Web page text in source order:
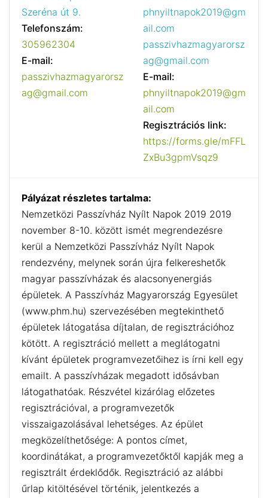
Szeréna út 9.
Telefonszám:
305962304
E-mail:
passzivhazmagyarorsz
ag@gmail.com
phnyiltnapok2019@gm
ail.com
passzivhazmagyarorsz
ag@gmail.com
E-mail:
phnyiltnapok2019@gm
ail.com
Regisztrációs link:
https://forms.gle/mFFL
ZxBu3gpmVsqz9
Pályázat részletes tartalma:
Nemzetközi Passzívház Nyílt Napok 2019 2019
november 8-10. között ismét megrendezésre
kerül a Nemzetközi Passzívház Nyílt Napok
rendezvény, melynek során újra felkereshetők
magyar passzívházak és alacsonyenergiás
épületek. A Passzívház Magyarország Egyesület
(www.phm.hu) szervezésében megtekinthető
épületek látogatása díjtalan, de regisztrációhoz
kötött. A regisztráció mellett a meglátogatni
kívánt épületek programvezetőihez is írni kell egy
emailt. A passzívházak megadott idősávban
látogathatóak. Részvétel kizárólag előzetes
regisztrációval, a programvezetők
visszaigazolásával lehetséges. Az épület
megközelíthetősége: A pontos címet,
koordinátákat, a programvezetőktől kapják meg a
regisztrált érdeklődők. Regisztráció az alábbi
űrlap kitöltésével történik, jelentkezés a